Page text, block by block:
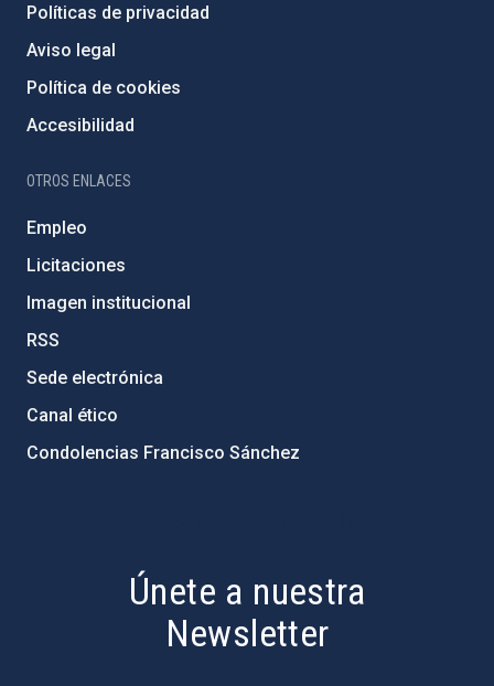
Políticas de privacidad
Aviso legal
Política de cookies
Accesibilidad
OTROS ENLACES
Empleo
Licitaciones
Imagen institucional
RSS
Sede electrónica
Canal ético
Condolencias Francisco Sánchez
Únete a nuestra
Newsletter